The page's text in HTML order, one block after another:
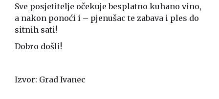
Sve posjetitelje očekuje besplatno kuhano vino,
a nakon ponoći i – pjenušac te zabava i ples do
sitnih sati!
Dobro došli!
Izvor: Grad Ivanec